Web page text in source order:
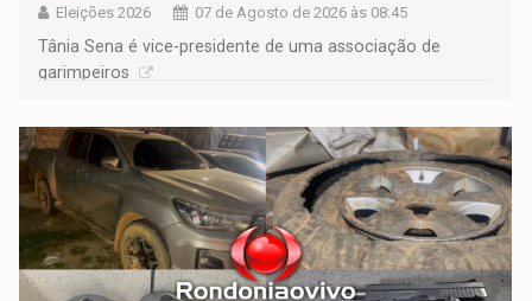
Eleições 2026 07 de Agosto de 2026 às 08:45
Tânia Sena é vice-presidente de uma associação de
garimpeiros